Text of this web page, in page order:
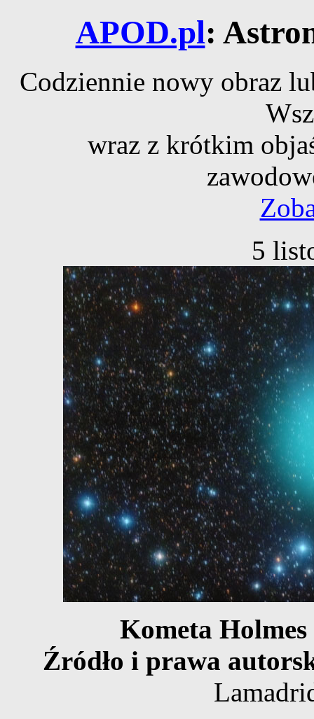
APOD.pl:
Codziennie nowy obraz
wraz z krótkim
5
Kometa
Źródło i prawa